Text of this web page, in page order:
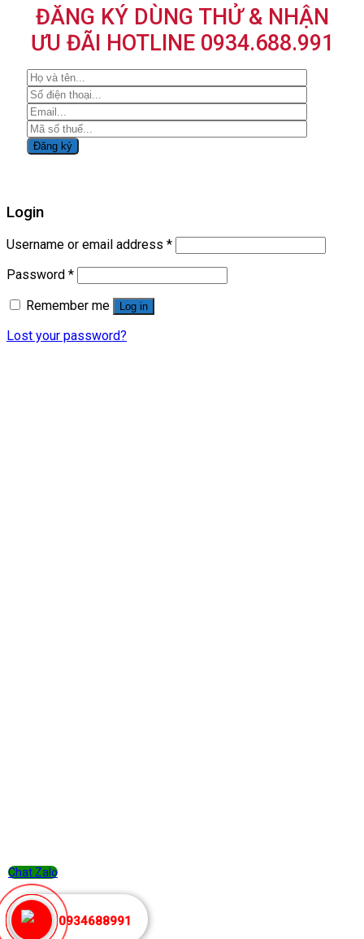
ĐĂNG KÝ DÙNG THỬ & NHẬN
ƯU ĐÃI HOTLINE 0934.688.991
Chat Zalo
0934688991
Login
Username or email address *
Password *
Remember me
Log in
Lost your password?